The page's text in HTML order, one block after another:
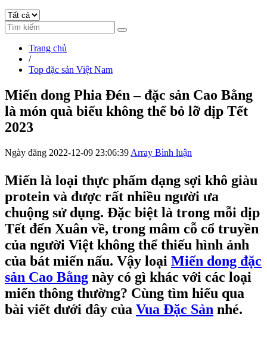
Trang chủ
/
Top đặc sản Việt Nam
Miến dong Phia Đén – đặc sản Cao Bằng
là món quà biếu không thể bỏ lỡ dịp Tết
2023
Ngày đăng 2022-12-09 23:06:39 Array Bình luận
Miến là loại thực phẩm dạng sợi khô giàu
protein và được rất nhiều người ưa
chuộng sử dụng. Đặc biệt là trong mỗi dịp
Tết đến Xuân về, trong mâm cỗ cổ truyền
của người Việt không thể thiếu hình ảnh
của bát miến nấu. Vậy loại Miến dong đặc
sản Cao Bằng này có gì khác với các loại
miến thông thường? Cùng tìm hiểu qua
bài viết dưới đây của Vua Đặc Sản nhé.